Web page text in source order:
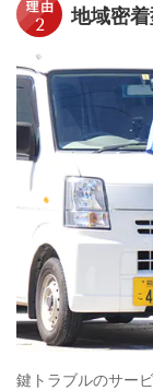
地域密
鍵トラブルのサー